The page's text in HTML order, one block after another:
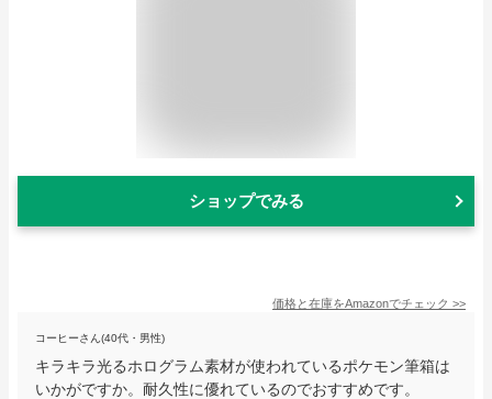
ショップでみる
価格と在庫をAmazonでチェック >>
コーヒーさん(40代・男性)
キラキラ光るホログラム素材が使われているポケモン筆箱は
いかがですか。耐久性に優れているのでおすすめです。